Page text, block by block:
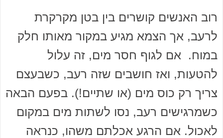
רוב האנשים קושרים בין בטן מקרקרת
לרעב, אך הצמא מגיע במקור מאותו חלק
במוח. אם לגוף חסר מים, זה עלול
להטעות, ואז חושבים שזה רעב, כשבעצם
צריך רק כוס מים (או שתיים!). בפעם הבאה
כשמרגישים רעב, נסו לשתות מים במקום
לאכול. אם הרגע אכלתם משהו, כנראה